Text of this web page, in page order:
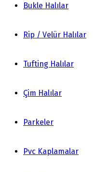
Bukle Halılar
Rip / Velür Halılar
Tufting Halılar
Çim Halılar
Parkeler
Pvc Kaplamalar